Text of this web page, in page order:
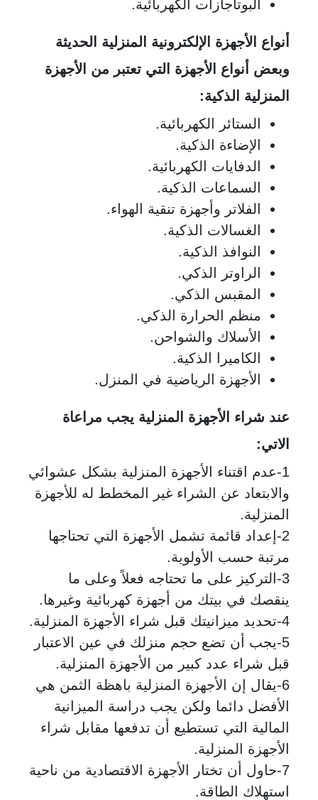
البوتاجازات الكهربائية.
أنواع الأجهزة الإلكترونية المنزلية الحديثة
وبعض أنواع الأجهزة التي تعتبر من الأجهزة
المنزلية الذكية:
الستائر الكهربائية.
الإضاءة الذكية.
الدفايات الكهربائية.
السماعات الذكية.
الفلاتر وأجهزة تنقية الهواء.
الغسالات الذكية.
النوافذ الذكية.
الراوتر الذكي.
المقبس الذكي.
منظم الحرارة الذكي.
الأسلاك والشواحن.
الكاميرا الذكية.
الأجهزة الرياضية في المنزل.
عند شراء الأجهزة المنزلية يجب مراعاة
الاتي:
1-عدم اقتناء الأجهزة المنزلية بشكل عشوائي
والابتعاد عن الشراء غير المخطط له للأجهزة
المنزلية.
2-إعداد قائمة تشمل الأجهزة التي تحتاجها
مرتبة حسب الأولوية.
3-التركيز على ما تحتاجه فعلاً وعلى ما
ينقصك في بيتك من أجهزة كهربائية وغيرها.
4-تحديد ميزانيتك قبل شراء الأجهزة المنزلية.
5-يجب أن تضع حجم منزلك في عين الاعتبار
قبل شراء عدد كبير من الأجهزة المنزلية.
6-يقال إن الأجهزة المنزلية باهظة الثمن هي
الأفضل دائما ولكن يجب دراسة الميزانية
المالية التي تستطيع أن تدفعها مقابل شراء
الأجهزة المنزلية.
7-حاول أن تختار الأجهزة الاقتصادية من ناحية
استهلاك الطاقة.